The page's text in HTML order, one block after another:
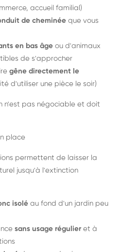
accueil familial)
de cheminée que vous
en bas âge ou d'animaux
de s'approcher
gêne directement le
d'utiliser une pièce le soir)
n'est pas négociable et doit
place
permettent de laisser la
jusqu'à l'extinction
isolé au fond d'un jardin peu
sans usage régulier et à